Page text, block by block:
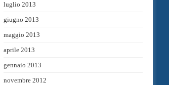
luglio 2013
giugno 2013
maggio 2013
aprile 2013
gennaio 2013
novembre 2012